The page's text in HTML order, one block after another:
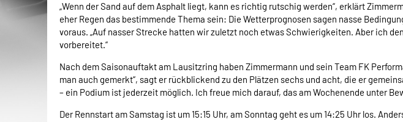
„Wenn der Sand auf dem Asphalt liegt, kann es richtig rutschig werden“, erklärt
eher Regen das bestimmende Thema sein: Die Wetterprognosen sagen nasse
voraus. „Auf nasser Strecke hatten wir zuletzt noch etwas Schwierigkeiten. Aber ich
vorbereitet.“
Nach dem Saisonauftakt am Lausitzring haben Zimmermann und sein Team FK
man auch gemerkt“, sagt er rückblickend zu den Plätzen sechs und acht, die er
– ein Podium ist jederzeit möglich. Ich freue mich darauf, das am Wochenende unter
Der Rennstart am Samstag ist um 15:15 Uhr, am Sonntag geht es um 14:25 Uhr los.